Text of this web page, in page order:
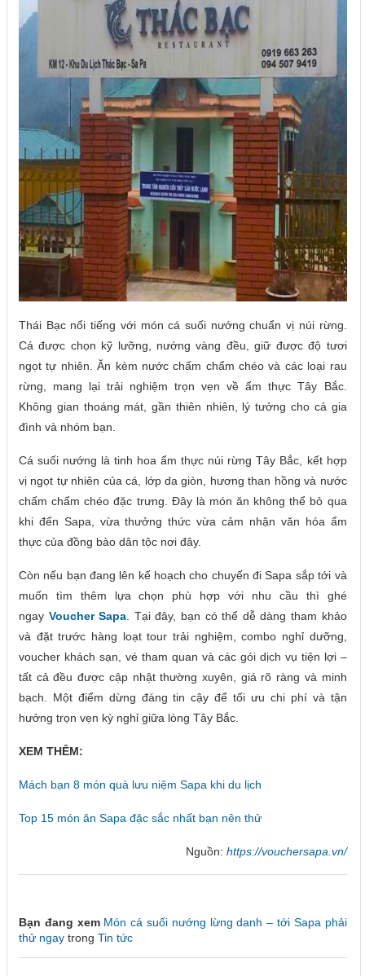
Thái Bạc nổi tiếng với món cá suối nướng chuẩn vị núi rừng.
Cá được chọn kỹ lưỡng, nướng vàng đều, giữ được độ tươi
ngọt tự nhiên. Ăn kèm nước chấm chẩm chéo và các loại rau
rừng, mang lại trải nghiệm trọn vẹn về ẩm thực Tây Bắc.
Không gian thoáng mát, gần thiên nhiên, lý tưởng cho cả gia
đình và nhóm bạn.
Cá suối nướng là tinh hoa ẩm thực núi rừng Tây Bắc, kết hợp
vị ngọt tự nhiên của cá, lớp da giòn, hương than hồng và nước
chấm chẩm chéo đặc trưng. Đây là món ăn không thể bỏ qua
khi đến Sapa, vừa thưởng thức vừa cảm nhận văn hóa ẩm
thực của đồng bào dân tộc nơi đây.
Còn nếu bạn đang lên kế hoạch cho chuyến đi Sapa sắp tới và
muốn tìm thêm lựa chọn phù hợp với nhu cầu thì ghé
ngay Voucher Sapa . Tại đây, bạn có thể dễ dàng tham khảo
và đặt trước hàng loạt tour trải nghiệm, combo nghỉ dưỡng,
voucher khách sạn, vé tham quan và các gói dịch vụ tiện lợi –
tất cả đều được cập nhật thường xuyên, giá rõ ràng và minh
bạch. Một điểm dừng đáng tin cậy để tối ưu chi phí và tận
hưởng trọn vẹn kỳ nghỉ giữa lòng Tây Bắc.
XEM THÊM:
Mách bạn 8 món quà lưu niệm Sapa khi du lịch
Top 15 món ăn Sapa đặc sắc nhất bạn nên thử
Nguồn: https://vouchersapa.vn/
Bạn đang xem Món cá suối nướng lừng danh – tới Sapa phải
thử ngay trong Tin tức